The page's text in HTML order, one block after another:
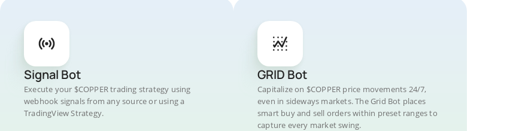
Signal Bot
Execute your $COPPER trading strategy using
webhook signals from any source or using a
TradingView Strategy.
GRID Bot
Capitalize on $COPPER price movements 24/7,
even in sideways markets. The Grid Bot places
smart buy and sell orders within preset ranges to
capture every market swing.